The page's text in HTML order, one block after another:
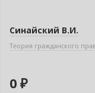
Синайский В.И.
Теория гражданского
0 ₽